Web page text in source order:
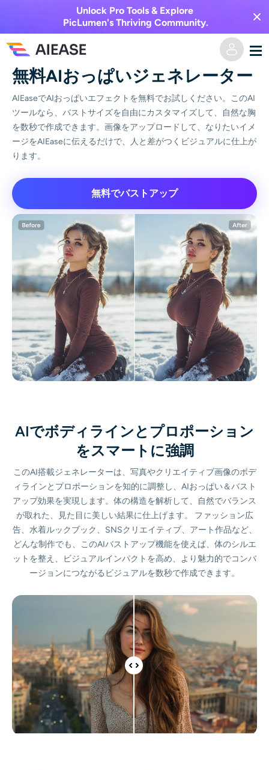
Unlock Pro Tools & Explore
PicLumen's Thriving Community.
ホーム
AI動画
テキストからビデオへ
画像からビデオへ
ビデオエフェクト
AIキスジェネレーター
AIハグジェネレーター
AIダンスジェネレーター
サポートされている AI モデル
Seedance 2.0 Kling 2.6 Motion Control Veo 3.1
Sora 2.0 Kling 2.6 Pro Kling 2.1 Master Hailuo 2.3
動画エフェクト
AI画像
画像から画像へ
テキストから画像へ
サポートされている AI モデル
Seedream 5.0 Pro Nano Banana Pro Seedream 4.5
ナノバナナ フラックス Kontext
AIツール
写真編集＆クリエイター
フォトエンハンサー
オブジェクトリムーバー
透かしリムーバー
AIエクステンダー
AIリプレイサー
AIリカラー
ヘアスタイルチェンジャー
衣類チェンジャー
AIベイビー
プライシング
無料AIおっぱいジェネレーター
AIEaseでAIおっぱいエフェクトを無料でお試しください。このAI
ツールなら、バストサイズを自由にカスタマイズして、自然な胸
を数秒で作成できます。画像をアップロードして、なりたいイメ
ージをAIEaseに伝えるだけで、人と差がつくビジュアルに仕上が
ります。
無料でバストアップ
AIでボディラインとプロポーション
をスマートに強調
このAI搭載ジェネレーターは、写真やクリエイティブ画像のボデ
ィラインとプロポーションを知的に調整し、AIおっぱい＆バスト
アップ効果を実現します。体の構造を解析して、自然でバランス
が取れた、見た目に美しい結果に仕上げます。 ファッション広
告、水着ルックブック、SNSクリエイティブ、アート作品など、
どんな制作でも、このAIバストアップ機能を使えば、体のシルエ
ットを整え、ビジュアルインパクトを高め、より魅力的でコンバ
ージョンにつながるビジュアルを数秒で作成できます。